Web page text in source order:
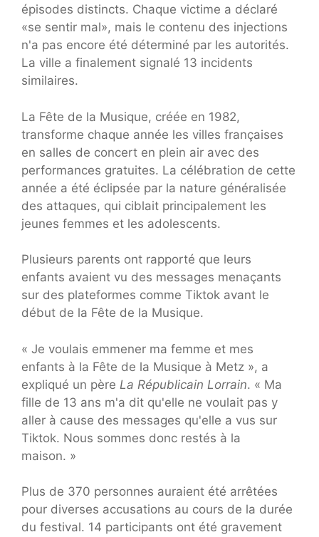
épisodes distincts. Chaque victime a déclaré
«se sentir mal», mais le contenu des injections
n'a pas encore été déterminé par les autorités.
La ville a finalement signalé 13 incidents
similaires.
La Fête de la Musique, créée en 1982,
transforme chaque année les villes françaises
en salles de concert en plein air avec des
performances gratuites. La célébration de cette
année a été éclipsée par la nature généralisée
des attaques, qui ciblait principalement les
jeunes femmes et les adolescents.
Plusieurs parents ont rapporté que leurs
enfants avaient vu des messages menaçants
sur des plateformes comme Tiktok avant le
début de la Fête de la Musique.
« Je voulais emmener ma femme et mes
enfants à la Fête de la Musique à Metz », a
expliqué un père La Républicain Lorrain. « Ma
fille de 13 ans m'a dit qu'elle ne voulait pas y
aller à cause des messages qu'elle a vus sur
Tiktok. Nous sommes donc restés à la
maison. »
Plus de 370 personnes auraient été arrêtées
pour diverses accusations au cours de la durée
du festival. 14 participants ont été gravement